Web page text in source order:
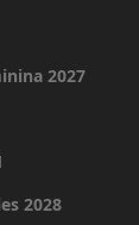
2027
2028